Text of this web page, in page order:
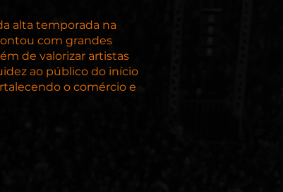
alta temporada na
com grandes
de valorizar artistas
ao público do início
o comércio e